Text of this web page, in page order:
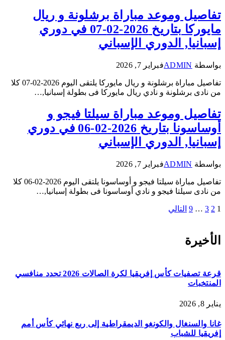
تفاصيل وموعد مباراة برشلونة و ريال
مايوركا بتاريخ 2026-02-07 في دوري
إسبانيا, الدوري الإسباني
بواسطة ADMINفبراير 7, 2026
تفاصيل مباراة برشلونة و ريال مايوركا يلتقى اليوم 2026-02-07 كلا
من نادى برشلونة و نادي ريال مايوركا فى بطولة إسبانيا,…
تفاصيل وموعد مباراة سيلتا فيجو و
أوساسونا بتاريخ 2026-02-06 في دوري
إسبانيا, الدوري الإسباني
بواسطة ADMINفبراير 7, 2026
تفاصيل مباراة سيلتا فيجو و أوساسونا يلتقى اليوم 2026-02-06 كلا
من نادى سيلتا فيجو و نادي أوساسونا فى بطولة إسبانيا,…
1
2
3
…
9 التالي
الأخيرة
قرعة تصفيات كأس إفريقيا لكرة الصالات 2026 تحدد منافسي
المنتخبات
يناير 8, 2026
غانا والسنغال والكونغو الديمقراطية إلى ربع نهائي كأس أمم
إفريقيا للشباب